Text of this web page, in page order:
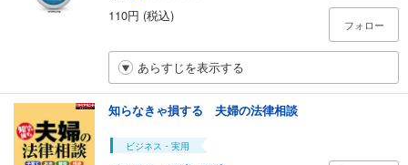
110円 (税込)
フォロー
あらすじを表示する
知らなきゃ損する 夫婦の法律相談
ビジネス・実用